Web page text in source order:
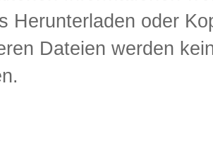
Herunterladen oder
Dateien werden